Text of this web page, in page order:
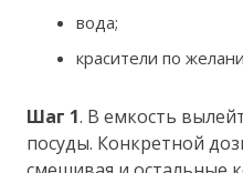
вода;
красители по
Шаг 1. В емкость
посуды. Конкретной